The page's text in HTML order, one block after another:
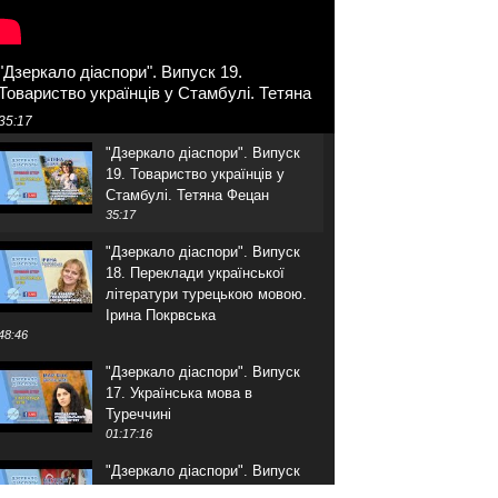
діаспори". Випуск 19.
українців у Стамбулі. Тетяна
Фецан
"Дзеркало діаспори". Випуск
19. Товариство українців у
Стамбулі. Тетяна Фецан
35:17
"Дзеркало діаспори". Випуск
18. Переклади української
літератури турецькою мовою.
Ірина Покрвська
"Дзеркало діаспори". Випуск
17. Українська мова в
Туреччині
01:17:16
"Дзеркало діаспори". Випуск